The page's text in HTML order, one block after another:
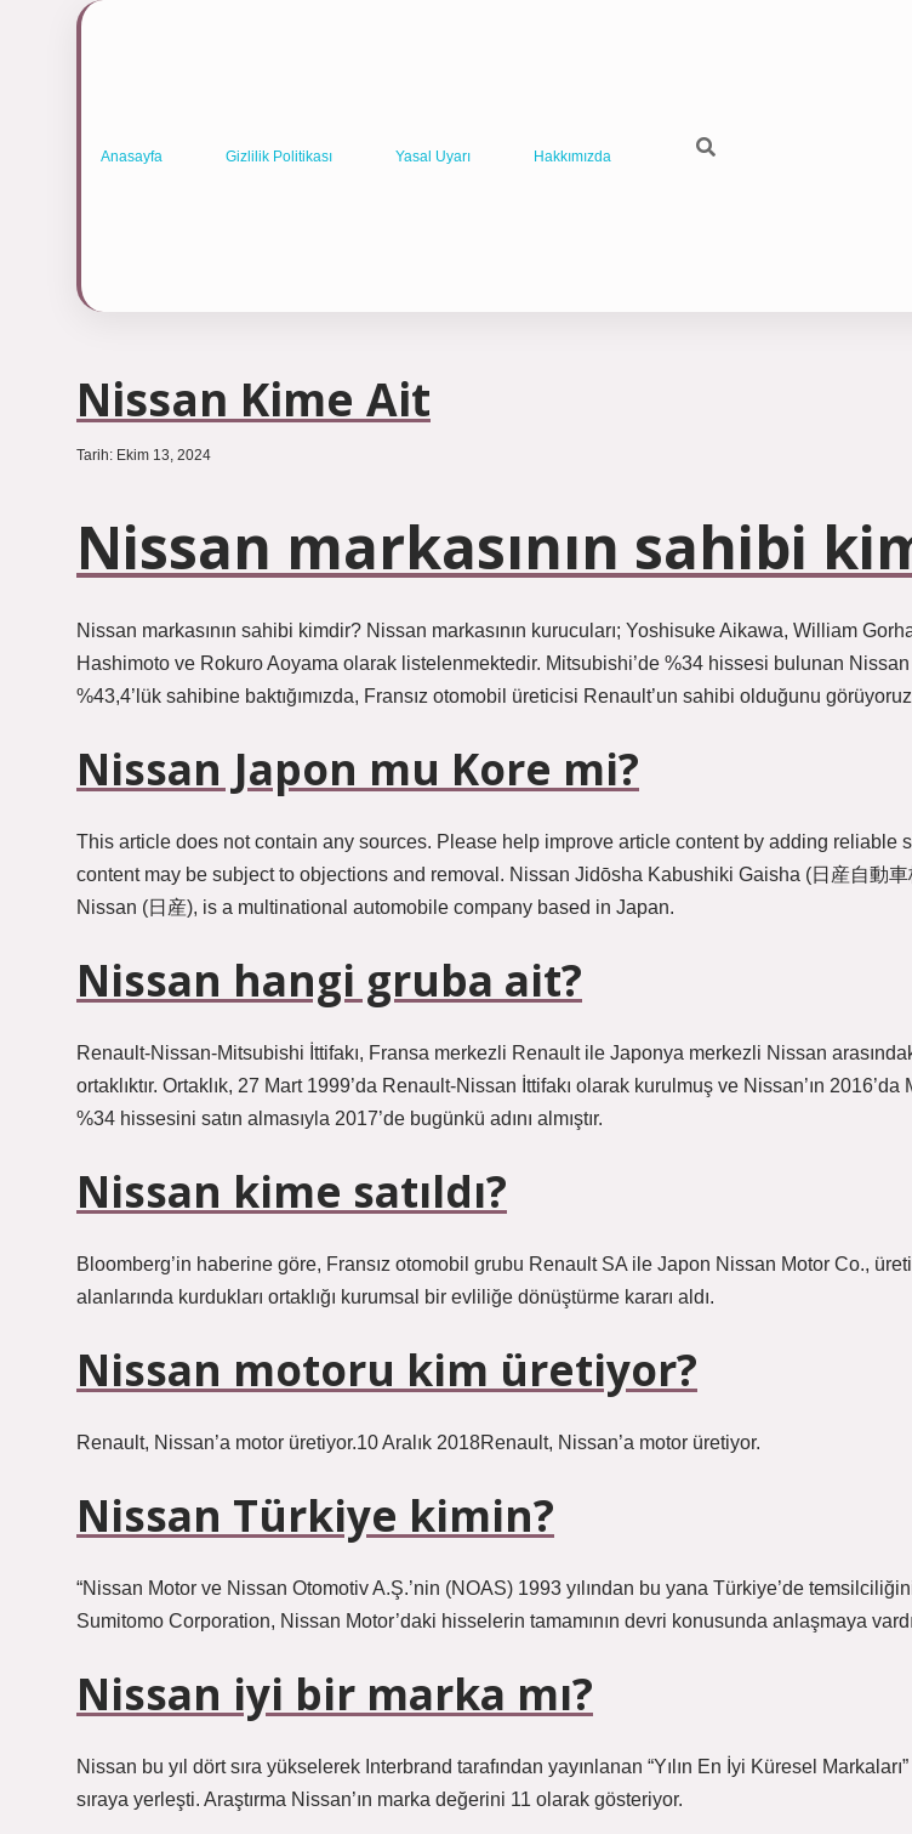
Anasayfa Gizlilik Politikası Yasal Uyarı Hakkımızda
Nissan Kime Ait
Tarih: Ekim 13, 2024
Nissan markasının sahibi
Nissan markasının sahibi kimdir? Nissan markasının kurucuları; Yoshisuke Aikawa, William
Hashimoto ve Rokuro Aoyama olarak listelenmektedir. Mitsubishi’de %34 hissesi bulunan Nissan
%43,4’lük sahibine baktığımızda, Fransız otomobil üreticisi Renault’un sahibi olduğunu
Nissan Japon mu Kore mi?
This article does not contain any sources. Please help improve article content by adding reliable
content may be subject to objections and removal. Nissan Jidōsha Kabushiki Gaisha (日産自動
Nissan (日産), is a multinational automobile company based in Japan.
Nissan hangi gruba ait?
Renault-Nissan-Mitsubishi İttifakı, Fransa merkezli Renault ile Japonya merkezli Nissan
ortaklıktır. Ortaklık, 27 Mart 1999’da Renault-Nissan İttifakı olarak kurulmuş ve Nissan’ın 2016’da
%34 hissesini satın almasıyla 2017’de bugünkü adını almıştır.
Nissan kime satıldı?
Bloomberg’in haberine göre, Fransız otomobil grubu Renault SA ile Japon Nissan Motor Co.,
alanlarında kurdukları ortaklığı kurumsal bir evliliğe dönüştürme kararı aldı.
Nissan motoru kim üretiyor?
Renault, Nissan’a motor üretiyor.10 Aralık 2018Renault, Nissan’a motor üretiyor.
Nissan Türkiye kimin?
“Nissan Motor ve Nissan Otomotiv A.Ş.’nin (NOAS) 1993 yılından bu yana Türkiye’de
Sumitomo Corporation, Nissan Motor’daki hisselerin tamamının devri konusunda anlaşmaya
Nissan iyi bir marka mı?
Nissan bu yıl dört sıra yükselerek Interbrand tarafından yayınlanan “Yılın En İyi Küresel
sıraya yerleşti. Araştırma Nissan’ın marka değerini 11 olarak gösteriyor.